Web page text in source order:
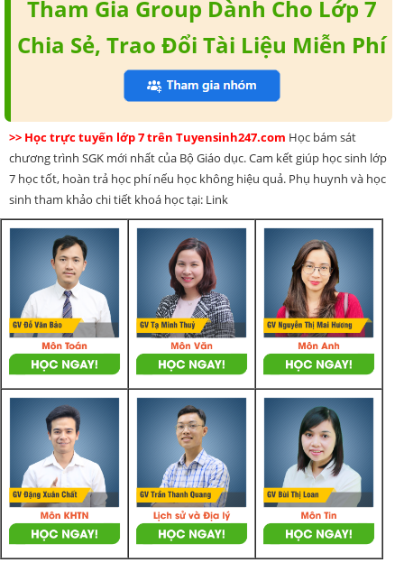
Tham Gia Group Dành Cho Lớp 7
Chia Sẻ, Trao Đổi Tài Liệu Miễn Phí
>> Học trực tuyến lớp 7 trên Tuyensinh247.com Học bám sát
chương trình SGK mới nhất của Bộ Giáo dục. Cam kết giúp học sinh lớp
7 học tốt, hoàn trả học phí nếu học không hiệu quả. Phụ huynh và học
sinh tham khảo chi tiết khoá học tại: Link